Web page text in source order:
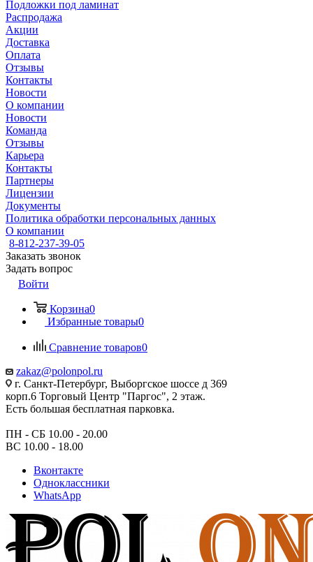
Подложки под ламинат
Распродажа
Акции
Доставка
Оплата
Отзывы
Контакты
Новости
О компании
Новости
Команда
Отзывы
Карьера
Контакты
Партнеры
Лицензии
Документы
Политика обработки персональных данных
О компании
8-812-237-39-05
Заказать звонок
Задать вопрос
Войти
Корзина0
Избранные товары0
Сравнение товаров0
zakaz@polonpol.ru
г. Санкт-Петербург, Выборгское шоссе д 369
корп.6 Торговый Центр "Паргос", 2 этаж.
Есть большая бесплатная парковка.
ПН - СБ 10.00 - 20.00
ВС 10.00 - 18.00
Вконтакте
Одноклассники
WhatsApp